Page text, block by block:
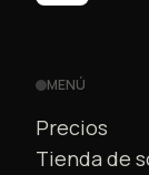
MENÚ
Precios
Tienda de